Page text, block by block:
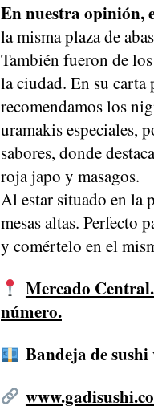
En nuestra opinión,
la misma plaza de
También fueron de
la ciudad. En su carta
recomendamos los
uramakis especiales,
sabores, donde
roja japo y masagos.
Al estar situado en la
mesas altas. Perfecto
y comértelo en el
Mercado
número.
Bandeja de